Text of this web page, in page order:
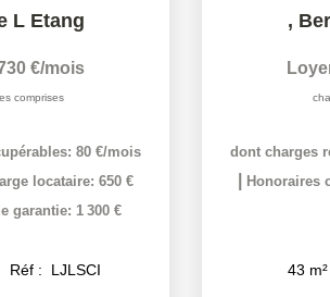
L Etang
€/mois
comprises
80 €/mois
locataire: 650 €
garantie: 1 300 €
Réf : LJLSCI
,
dont charges
Honoraires
43 m²